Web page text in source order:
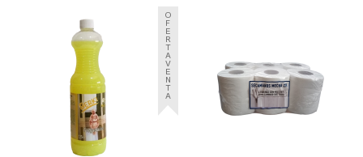
O
F
E
R
T
A
V
E
N
T
A